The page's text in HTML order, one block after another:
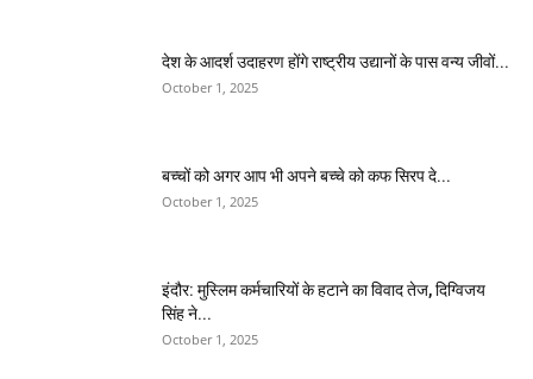
देश के आदर्श उदाहरण होंगे राष्ट्रीय उद्यानों के पास वन्य जीवों...
October 1, 2025
बच्चों को अगर आप भी अपने बच्चे को कफ सिरप दे...
October 1, 2025
इंदौर: मुस्लिम कर्मचारियों के हटाने का विवाद तेज, दिग्विजय
सिंह ने...
October 1, 2025